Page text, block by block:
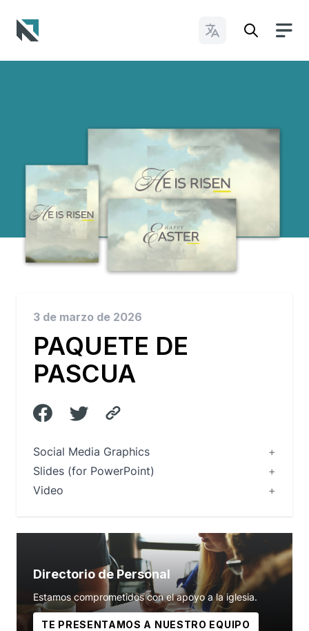
Cambiar idioma
3 de marzo de 2026
PAQUETE DE
PASCUA
Social Media Graphics
Slides (for PowerPoint)
Video
Directorio de Personal
Estamos comprometidos con el apoyo a la iglesia.
TE PRESENTAMOS A NUESTRO EQUIPO